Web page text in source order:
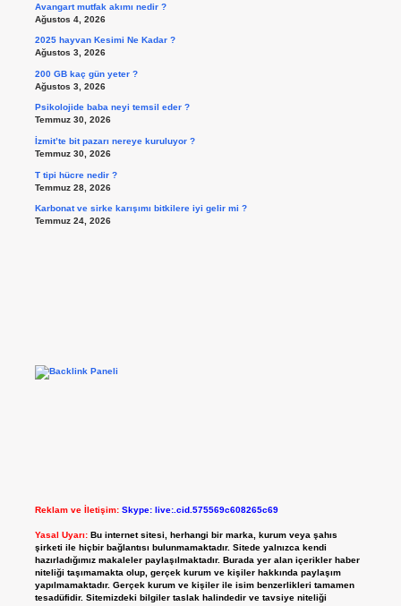
Avangart mutfak akımı nedir ?
Ağustos 4, 2026
2025 hayvan Kesimi Ne Kadar ?
Ağustos 3, 2026
200 GB kaç gün yeter ?
Ağustos 3, 2026
Psikolojide baba neyi temsil eder ?
Temmuz 30, 2026
İzmit’te bit pazarı nereye kuruluyor ?
Temmuz 30, 2026
T tipi hücre nedir ?
Temmuz 28, 2026
Karbonat ve sirke karışımı bitkilere iyi gelir mi ?
Temmuz 24, 2026
Reklam ve İletişim: Skype: live:.cid.575569c608265c69
Yasal Uyarı: Bu internet sitesi, herhangi bir marka, kurum veya şahıs
şirketi ile hiçbir bağlantısı bulunmamaktadır. Sitede yalnızca kendi
hazırladığımız makaleler paylaşılmaktadır. Burada yer alan içerikler haber
niteliği taşımamakta olup, gerçek kurum ve kişiler hakkında paylaşım
yapılmamaktadır. Gerçek kurum ve kişiler ile isim benzerlikleri tamamen
tesadüfidir. Sitemizdeki bilgiler taslak halindedir ve tavsiye niteliği